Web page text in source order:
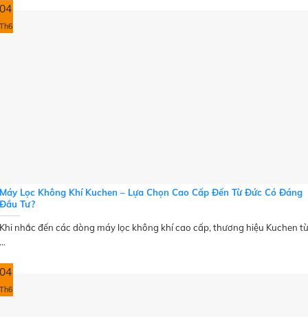
04
Th6
Máy Lọc Không Khí Kuchen – Lựa Chọn Cao Cấp Đến Từ Đức Có Đáng
Đầu Tư?
Khi nhắc đến các dòng máy lọc không khí cao cấp, thương hiệu Kuchen từ
...
04
Th6